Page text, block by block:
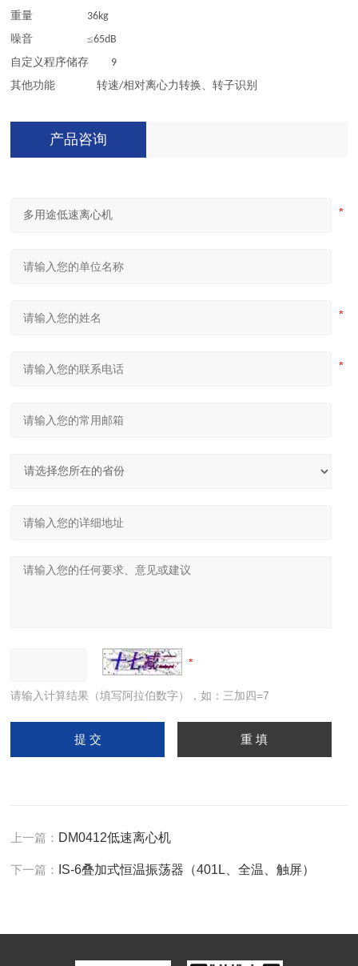
重量
36kg
噪音
≤65dB
自定义程序储存
9
其他功能
转速/相对离心力转换、转子识别
产品咨询
请输入计算结果（填写阿拉伯数字），如：三加四=7
上一篇： DM0412低速离心机
下一篇： IS-6叠加式恒温振荡器（401L、全温、触屏）